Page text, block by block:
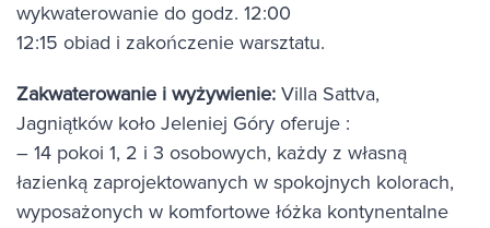
wykwaterowanie do godz. 12:00
12:15 obiad i zakończenie warsztatu.
Zakwaterowanie i wyżywienie: Villa Sattva,
Jagniątków koło Jeleniej Góry oferuje :
– 14 pokoi 1, 2 i 3 osobowych, każdy z własną
łazienką zaprojektowanych w spokojnych kolorach,
wyposażonych w komfortowe łóżka kontynentalne